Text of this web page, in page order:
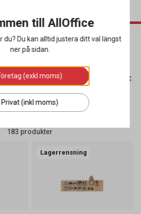
& Tillbehör
& Tillbehör (183)
FILTRERA
183 produkter
Lagerrensning
till AllOffice
du? Du kan alltid justera ditt val längst
ner på sidan.
(exkl moms)
Privat (inkl moms)